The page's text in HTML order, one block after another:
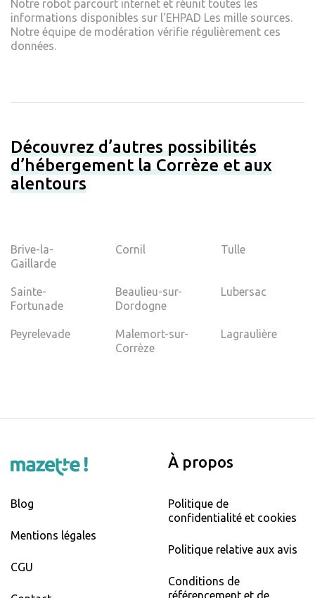
Notre robot parcourt internet et réunit toutes les
informations disponibles sur l'EHPAD Les mille sources.
Notre équipe de modération vérifie régulièrement ces
données.
Découvrez d’autres possibilités
d’hébergement la Corrèze et aux
alentours
Brive-la-
Gaillarde
Cornil Tulle
Sainte-
Fortunade
Beaulieu-sur-
Dordogne
Lubersac
Peyrelevade
Malemort-sur-
Corrèze
Lagraulière
Blog
Mentions légales
CGU
À propos
Politique de
confidentialité et cookies
Politique relative aux avis
Conditions de
référencement et de